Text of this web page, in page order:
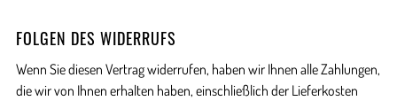
FOLGEN DES WIDERRUFS
Wenn Sie diesen Vertrag widerrufen, haben wir Ihnen alle Zahlungen,
die wir von Ihnen erhalten haben, einschließlich der Lieferkosten